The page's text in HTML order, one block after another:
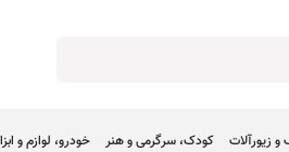
زیورآلات کودک، سرگرمی و هنر خودرو، لوازم و